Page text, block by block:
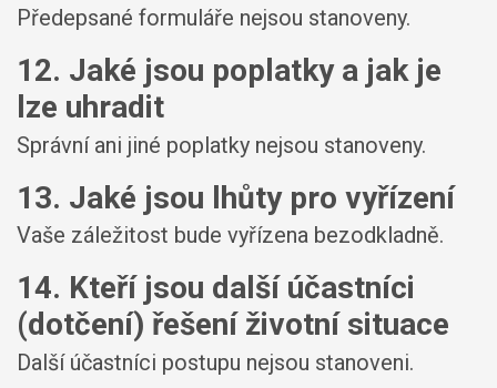
Předepsané formuláře nejsou stanoveny.
12. Jaké jsou poplatky a jak je
lze uhradit
Správní ani jiné poplatky nejsou stanoveny.
13. Jaké jsou lhůty pro vyřízení
Vaše záležitost bude vyřízena bezodkladně.
14. Kteří jsou další účastníci
(dotčení) řešení životní situace
Další účastníci postupu nejsou stanoveni.